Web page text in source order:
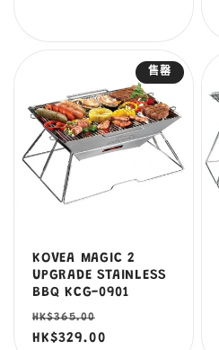
售罄
KOVEA MAGIC 2
UPGRADE STAINLESS
BBQ KCG-0901
定
價
HK$365.00
價
HK$329.00